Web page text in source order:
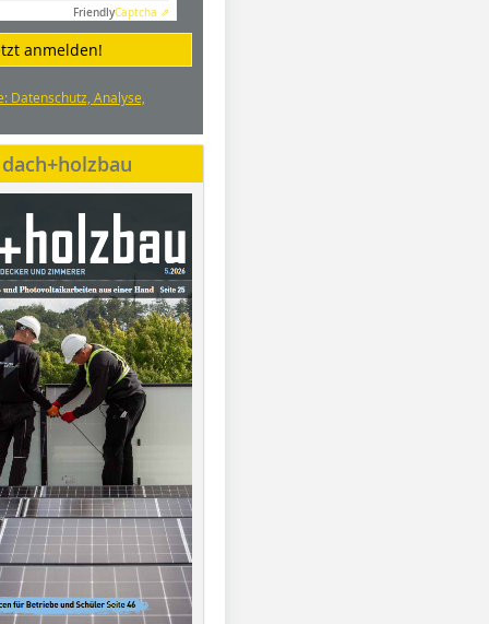
FriendlyCaptcha ⇗
anmelden!
Datenschutz, Analyse,